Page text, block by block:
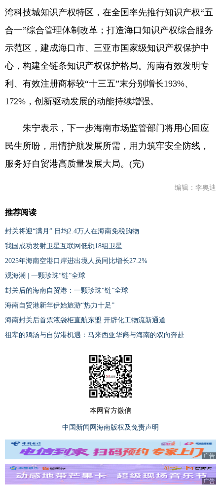
湾科技城知识产权特区，在全国率先推行知识产权“五
合一”综合管理体制改革；打造海口知识产权综合服务
示范区，建成海口市、三亚市国家级知识产权保护中
心，构建全链条知识产权保护格局。海南有效发明专
利、有效注册商标较“十三五”末分别增长193%、
172%，创新驱动发展的动能持续增强。
朱宁表示，下一步海南市场监管部门将用心回应
民生所盼，用情护航发展所需，用力筑牢安全防线，
服务好自贸港高质量发展大局。(完)
编辑：李奥迪
推荐阅读
封关将迎“满月” 日均2.4万人在海南免税购物
我国成功发射卫星互联网低轨18组卫星
2025年海南空港口岸进出境人员同比增长27.2%
观海潮 | 一颗珍珠“链”全球
封关后的海南自贸港：一颗珍珠“链”全球
海南自贸港新年伊始旅游“热力十足”
海南封关后首票液袋柜直航东盟 开辟化工物流新通道
祖辈的鸡汤与自贸港机遇：马来西亚华裔与海南的双向奔赴
本网官方微信
中国新闻网海南版权及免责声明
广告
广告